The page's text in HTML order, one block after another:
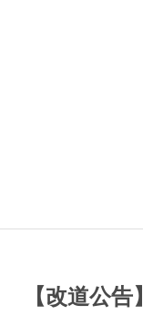
【改道公告】